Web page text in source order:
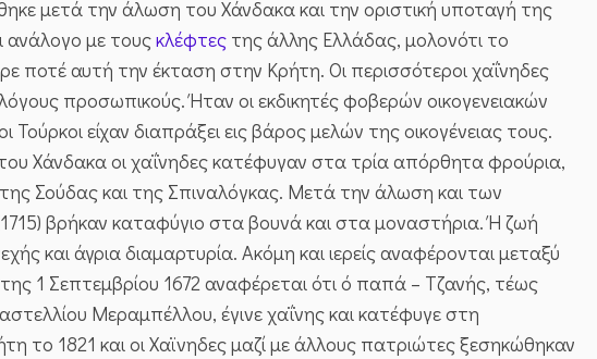
μετά την άλωση του Χάνδακα και την οριστική υποταγή της
ανάλογο με τουςκλέφτες της άλλης Ελλάδας, μολονότι το
ποτέ αυτή την έκταση στην Κρήτη. Οι περισσότεροι χαΐνηδες
προσωπικούς. Ήταν οι εκδικητές φοβερών οικογενειακών
Τούρκοι είχαν διαπράξει εις βάρος μελών της οικογένειας τους.
Χάνδακα οι χαΐνηδες κατέφυγαν στα τρία απόρθητα φρούρια,
Σούδας και της Σπιναλόγκας. Μετά την άλωση και των
βρήκαν καταφύγιο στα βουνά και στα μοναστήρια. Ή ζωή
και άγρια διαμαρτυρία. Ακόμη και ιερείς αναφέρονται μεταξύ
1 Σεπτεμβρίου 1672 αναφέρεται ότι ό παπά – Τζανής, τέως
Μεραμπέλλου, έγινε χαΐνης και κατέφυγε στη
το 1821 και οι Χαϊνηδες μαζί με άλλους πατριώτες ξεσηκώθηκαν